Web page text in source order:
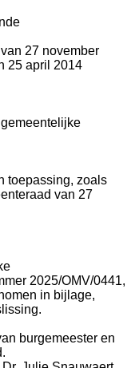
27 november
25 april 2014
toepassing, zoals
van 27
2025/OMV/0441,
in bijlage,
burgemeester en